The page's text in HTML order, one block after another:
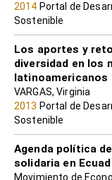
2014 Portal de
Sostenible
Los aportes y
diversidad en los
latinoamericanos
VARGAS, Virginia
2013 Portal de
Sostenible
Agenda política
solidaria en
Movimiento de